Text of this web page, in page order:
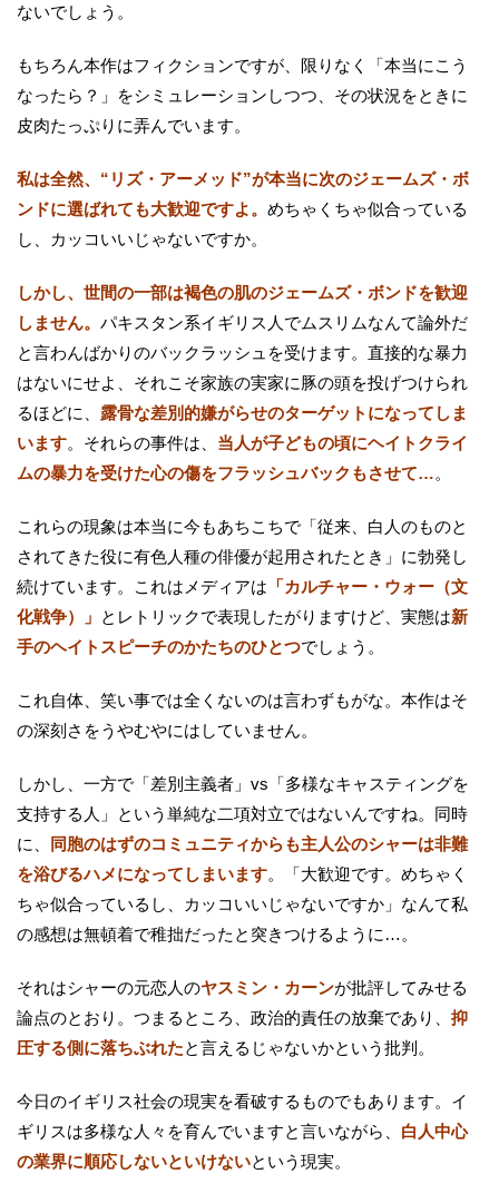
ないでしょう。
もちろん本作はフィクションですが、限りなく「本当にこう
なったら？」をシミュレーションしつつ、その状況をときに
皮肉たっぷりに弄んでいます。
私は全然、“リズ・アーメッド”が本当に次のジェームズ・ボ
ンドに選ばれても大歓迎ですよ。 めちゃくちゃ似合っている
し、カッコいいじゃないですか。
しかし、世間の一部は褐色の肌のジェームズ・ボンドを歓迎
しません。 パキスタン系イギリス人でムスリムなんて論外だ
と言わんばかりのバックラッシュを受けます。直接的な暴力
はないにせよ、それこそ家族の実家に豚の頭を投げつけられ
るほどに、 露骨な差別的嫌がらせのターゲットになってしま
います。それらの事件は、 当人が子どもの頃にヘイトクライ
ムの暴力を受けた心の傷をフラッシュバックもさせて…。
これらの現象は本当に今もあちこちで「従来、白人のものと
されてきた役に有色人種の俳優が起用されたとき」に勃発し
続けています。これはメディアは 「カルチャー・ウォー（文
化戦争）」 とレトリックで表現したがりますけど、実態は新
手のヘイトスピーチのかたちのひとつでしょう。
これ自体、笑い事では全くないのは言わずもがな。本作はそ
の深刻さをうやむやにはしていません。
しかし、一方で「差別主義者」vs「多様なキャスティングを
支持する人」という単純な二項対立ではないんですね。同時
に、
同胞のはずのコミュニティからも主人公のシャーは非難
を浴びるハメになってしまいます。「大歓迎です。めちゃく
ちゃ似合っているし、カッコいいじゃないですか」なんて私
の感想は無頓着で稚拙だったと突きつけるように…。
それはシャーの元恋人のヤスミン・カーンが批評してみせる
論点のとおり。つまるところ、政治的責任の放棄であり、 抑
圧する側に落ちぶれたと言えるじゃないかという批判。
今日のイギリス社会の現実を看破するものでもあります。イ
ギリスは多様な人々を育んでいますと言いながら、 白人中心
の業界に順応しないといけないという現実。